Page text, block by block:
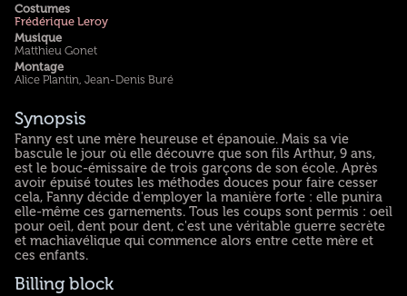
Costumes
Frédérique Leroy
Musique
Matthieu Gonet
Montage
Alice Plantin, Jean-Denis Buré
Synopsis
Fanny est une mère heureuse et épanouie. Mais sa vie
bascule le jour où elle découvre que son fils Arthur, 9 ans,
est le bouc-émissaire de trois garçons de son école. Après
avoir épuisé toutes les méthodes douces pour faire cesser
cela, Fanny décide d'employer la manière forte : elle punira
elle-même ces garnements. Tous les coups sont permis : oeil
pour oeil, dent pour dent, c'est une véritable guerre secrète
et machiavélique qui commence alors entre cette mère et
ces enfants.
Billing block